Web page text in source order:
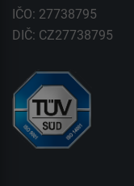
IČO: 27738795
DIČ: CZ27738795